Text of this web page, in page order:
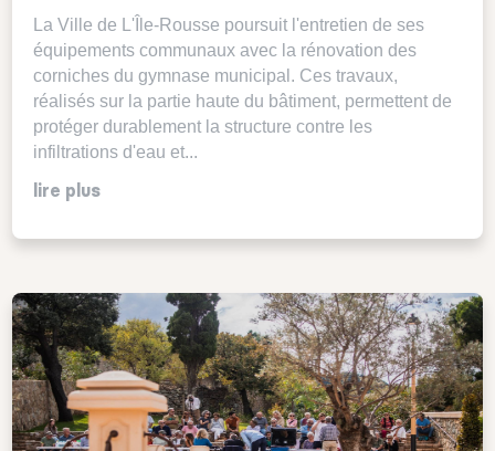
La Ville de L'Île-Rousse poursuit l'entretien de ses
équipements communaux avec la rénovation des
corniches du gymnase municipal. Ces travaux,
réalisés sur la partie haute du bâtiment, permettent de
protéger durablement la structure contre les
infiltrations d'eau et...
lire plus